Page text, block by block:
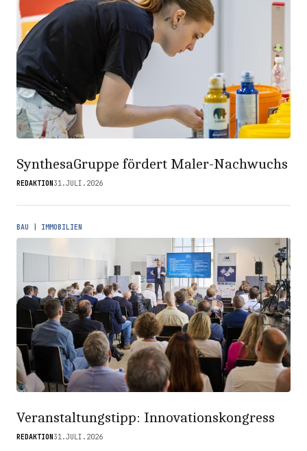
SynthesaGruppe fördert Maler-Nachwuchs
REDAKTION 31.JULI.2026
BAU | IMMOBILIEN
Veranstaltungstipp: Innovationskongress
REDAKTION 31.JULI.2026